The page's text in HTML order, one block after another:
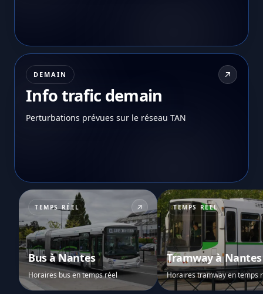
DEMAIN
Info trafic demain
Perturbations prévues sur le réseau TAN
TEMPS RÉEL
Bus à Nantes
Horaires bus en temps réel
TEMPS RÉEL
Tramway à Nantes
Horaires tramway en temps